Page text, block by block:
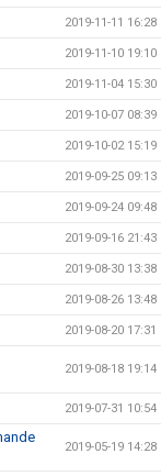
2019-11-11 16:28
2019-11-10 19:10
2019-11-04 15:30
2019-10-07 08:39
2019-10-02 15:19
2019-09-25 09:13
2019-09-24 09:48
2019-09-16 21:43
2019-08-30 13:38
2019-08-26 13:48
2019-08-20 17:31
2019-08-18 19:14
2019-07-31 10:54
2019-05-19 14:28